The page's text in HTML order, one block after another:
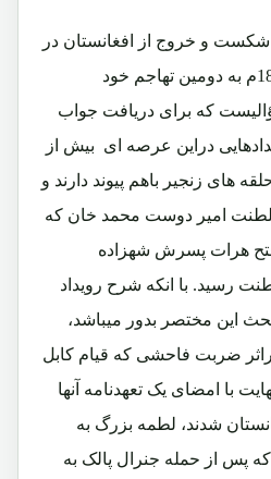
شکست و خروج از افغانستان در
1842 بار دیگر درسال 1879م به دومین تهاجم خود
که برای دریافت جواب
دراین عرصه ای بیش از
های زنجیر باهم پیوند دارند و
سلطنت امیر دوست محمد خان که
هرات پسرش شهزاده
رسید. با انکه شرح رویداد
این مختصر بدور میباشد،
ضربت فاحشی که قیام کابل
با امضای یک تعهدنامه آنها
شدند، لطمه بزرگ به
که پس از حمله جنرال پالک به